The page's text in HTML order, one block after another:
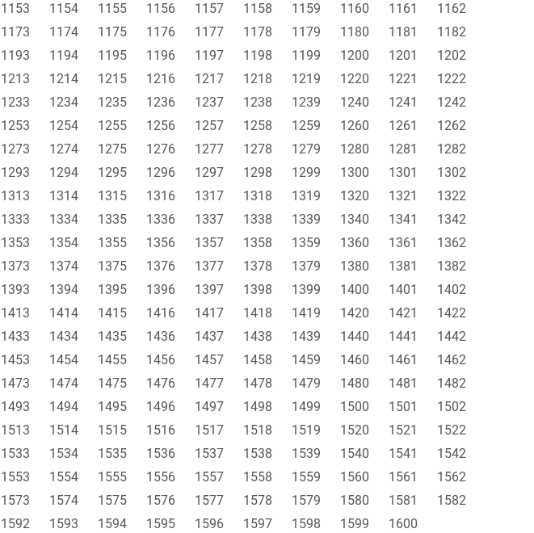
1153 1154 1155 1156 1157 1158 1159 1160 1161
1162
1173 1174 1175 1176 1177 1178 1179 1180 1181
1182
1193 1194 1195 1196 1197 1198 1199 1200 1201
1202
1213 1214 1215 1216 1217 1218 1219 1220 1221
1222
1233 1234 1235 1236 1237 1238 1239 1240 1241
1242
1253 1254 1255 1256 1257 1258 1259 1260 1261
1262
1273 1274 1275 1276 1277 1278 1279 1280 1281
1282
1293 1294 1295 1296 1297 1298 1299 1300 1301
1302
1313 1314 1315 1316 1317 1318 1319 1320 1321
1322
1333 1334 1335 1336 1337 1338 1339 1340 1341
1342
1353 1354 1355 1356 1357 1358 1359 1360 1361
1362
1373 1374 1375 1376 1377 1378 1379 1380 1381
1382
1393 1394 1395 1396 1397 1398 1399 1400 1401
1402
1413 1414 1415 1416 1417 1418 1419 1420 1421
1422
1433 1434 1435 1436 1437 1438 1439 1440 1441
1442
1453 1454 1455 1456 1457 1458 1459 1460 1461
1462
1473 1474 1475 1476 1477 1478 1479 1480 1481
1482
1493 1494 1495 1496 1497 1498 1499 1500 1501
1502
1513 1514 1515 1516 1517 1518 1519 1520 1521
1522
1533 1534 1535 1536 1537 1538 1539 1540 1541
1542
1553 1554 1555 1556 1557 1558 1559 1560 1561
1562
1573 1574 1575 1576 1577 1578 1579 1580 1581
1582
1592 1593 1594 1595 1596 1597 1598 1599 1600